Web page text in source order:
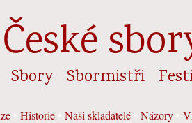
České
Sbory Sbormistři
Historie Naši skladatelé Názory